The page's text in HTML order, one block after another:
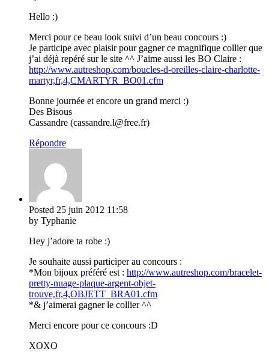
Hello :)
Merci pour ce beau look suivi d’un beau concours :)
Je participe avec plaisir pour gagner ce magnifique collier que
j’ai déjà repéré sur le site ^^ J’aime aussi les BO Claire :
http://www.autreshop.com/boucles-d-oreilles-claire-charlotte-
martyr,fr,4,CMARTYR_BO01.cfm
Bonne journée et encore un grand merci :)
Des Bisous
Cassandre (cassandre.l@free.fr)
Répondre
Posted 25 juin 2012 11:58
by Typhanie
Hey j’adore ta robe :)
Je souhaite aussi participer au concours :
*Mon bijoux préféré est : http://www.autreshop.com/bracelet-
pretty-nuage-plaque-argent-objet-
trouve,fr,4,OBJETT_BRA01.cfm
*& j’aimerai gagner le collier ^^
Merci encore pour ce concours :D
XOXO